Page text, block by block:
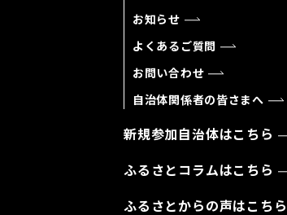
お知らせ
よくあるご質問
お問い合わせ
自治体関係者の皆さまへ
新規参加自治体はこちら
ふるさとコラムはこちら
ふるさとからの声はこちら